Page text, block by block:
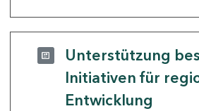
Unterstützung
Initiativen für
Entwicklung